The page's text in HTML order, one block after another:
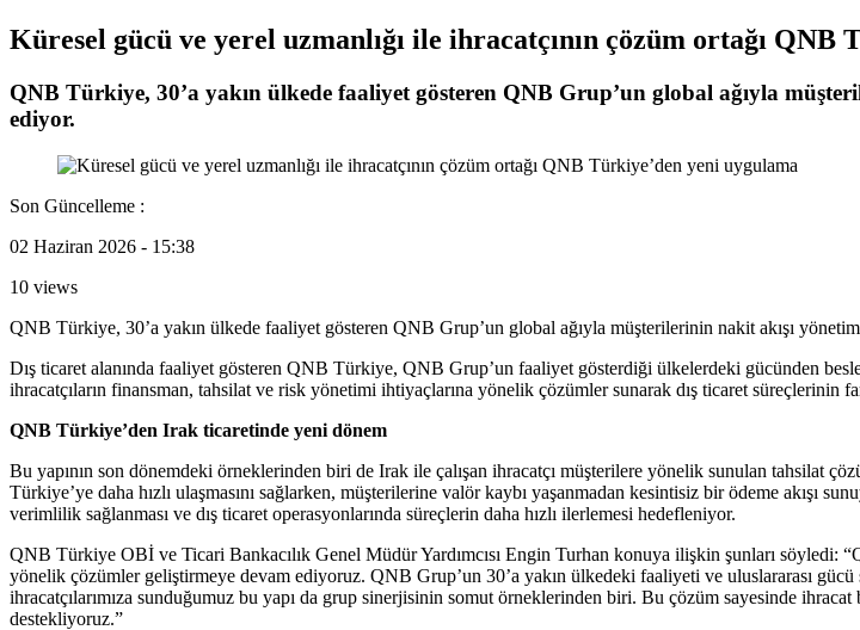
Küresel gücü ve yerel uzmanlığı ile ihracatçının çözüm ortağı QNB
QNB Türkiye, 30’a yakın ülkede faaliyet gösteren QNB Grup’un global ağıyla
ediyor.
Son Güncelleme :
02 Haziran 2026 - 15:38
10 views
QNB Türkiye, 30’a yakın ülkede faaliyet gösteren QNB Grup’un global ağıyla müşterilerinin nakit akışı
Dış ticaret alanında faaliyet gösteren QNB Türkiye, QNB Grup’un faaliyet gösterdiği ülkelerdeki gücünden
ihracatçıların finansman, tahsilat ve risk yönetimi ihtiyaçlarına yönelik çözümler sunarak dış ticaret süreçlerinin
QNB Türkiye’den Irak ticaretinde yeni dönem
Bu yapının son dönemdeki örneklerinden biri de Irak ile çalışan ihracatçı müşterilere yönelik sunulan tahsilat
Türkiye’ye daha hızlı ulaşmasını sağlarken, müşterilerine valör kaybı yaşanmadan kesintisiz bir ödeme akışı
verimlilik sağlanması ve dış ticaret operasyonlarında süreçlerin daha hızlı ilerlemesi hedefleniyor.
QNB Türkiye OBİ ve Ticari Bankacılık Genel Müdür Yardımcısı Engin Turhan konuya ilişkin şunları
yönelik çözümler geliştirmeye devam ediyoruz. QNB Grup’un 30’a yakın ülkedeki faaliyeti ve uluslararası
ihracatçılarımıza sunduğumuz bu yapı da grup sinerjisinin somut örneklerinden biri. Bu çözüm sayesinde ihracat
destekliyoruz.”